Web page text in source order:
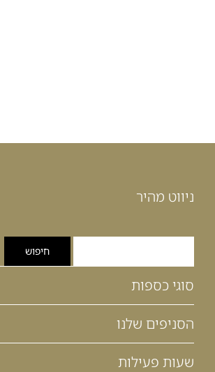
ניווט מהיר
סוגי כספות
הסניפים שלנו
שעות פעילות